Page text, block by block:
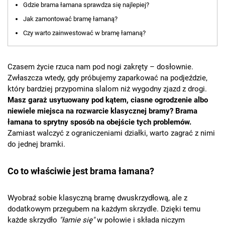
Gdzie brama łamana sprawdza się najlepiej?
Jak zamontować bramę łamaną?
Czy warto zainwestować w bramę łamaną?
Czasem życie rzuca nam pod nogi zakręty – dosłownie.
Zwłaszcza wtedy, gdy próbujemy zaparkować na podjeździe,
który bardziej przypomina slalom niż wygodny zjazd z drogi.
Masz garaż usytuowany pod kątem, ciasne ogrodzenie albo
niewiele miejsca na rozwarcie klasycznej bramy? Brama
łamana to sprytny sposób na obejście tych problemów.
Zamiast walczyć z ograniczeniami działki, warto zagrać z nimi
do jednej bramki.
Co to właściwie jest brama łamana?
Wyobraź sobie klasyczną bramę dwuskrzydłową, ale z
dodatkowym przegubem na każdym skrzydle. Dzięki temu
każde skrzydło "łamie się"w połowie i składa niczym